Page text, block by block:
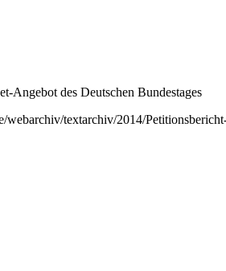
Angebot des Deutschen Bundestages
webarchiv/textarchiv/2014/